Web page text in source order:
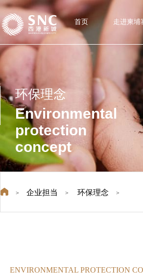
首页 走进柬埔
Environmental
protection
concept
环保理念
> 企业担当 > 环保理念 >
ENVIRONMENTAL PROTECTION